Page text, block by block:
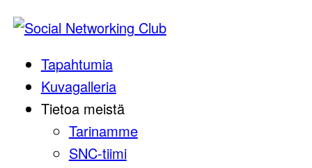
Tapahtumia
Kuvagalleria
Tietoa meistä
Tarinamme
SNC-tiimi